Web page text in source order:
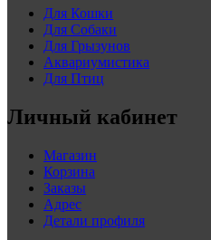
Для Кошки
Для Собаки
Для Грызунов
Аквариумистика
Для Птиц
Личный кабинет
Магазин
Корзина
Заказы
Адрес
Детали профиля